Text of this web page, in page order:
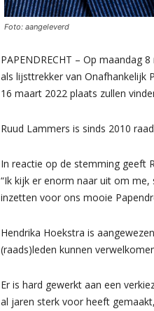
Foto: aangeleverd
PAPENDRECHT – Op maandag
als lijsttrekker van Onafhankelijk
16 maart 2022 plaats zullen
Ruud Lammers is sinds 2010
In reactie op de stemming geeft
“Ik kijk er enorm naar uit om
inzetten voor ons mooie
Hendrika Hoekstra is
(raads)leden kunnen
Er is hard gewerkt aan een
al jaren sterk voor heeft